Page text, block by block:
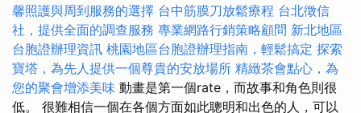
馨照護與周到服務的選擇 台中筋膜刀放鬆療程 台北徵信
社，提供全面的調查服務 專業網路行銷策略顧問 新北地區
台胞證辦理資訊 桃園地區台胞證辦理指南，輕鬆搞定 探索
寶塔，為先人提供一個尊貴的安放場所 精緻茶會點心，為
您的聚會增添美味 動畫是第一個rate，而故事和角色則很
低。 很難相信一個在各個方面如此聰明和出色的人，可以